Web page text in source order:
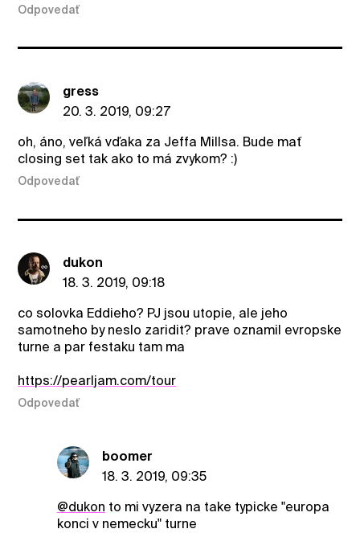
Odpovedať
gress
20. 3. 2019, 09:27
oh, áno, veľká vďaka za Jeffa Millsa. Bude mať
closing set tak ako to má zvykom? :)
Odpovedať
dukon
18. 3. 2019, 09:18
co solovka Eddieho? PJ jsou utopie, ale jeho
samotneho by neslo zaridit? prave oznamil evropske
turne a par festaku tam ma
https://pearljam.com/tour
Odpovedať
boomer
18. 3. 2019, 09:35
@dukon to mi vyzera na take typicke "europa
konci v nemecku" turne